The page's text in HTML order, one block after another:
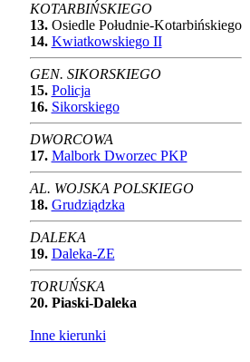
KOTARBIŃSKIEGO
13.Osiedle Południe-Kotarbińskiego
14. Kwiatkowskiego II
GEN. SIKORSKIEGO
15. Policja
16. Sikorskiego
DWORCOWA
17. Malbork Dworzec PKP
AL. WOJSKA POLSKIEGO
18. Grudziądzka
DALEKA
19. Daleka-ZE
TORUŃSKA
20. Piaski-Daleka
Inne kierunki